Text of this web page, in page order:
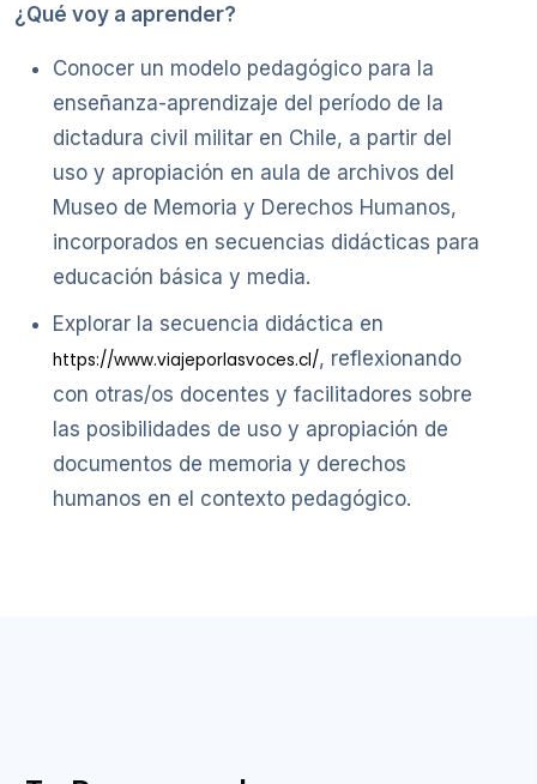
¿Qué voy a aprender?
Conocer un modelo pedagógico para la
enseñanza-aprendizaje del período de la
dictadura civil militar en Chile, a partir del
uso y apropiación en aula de archivos del
Museo de Memoria y Derechos Humanos,
incorporados en secuencias didácticas para
educación básica y media.
Explorar la secuencia didáctica en
https://www.viajeporlasvoces.cl/, reflexionando
con otras/os docentes y facilitadores sobre
las posibilidades de uso y apropiación de
documentos de memoria y derechos
humanos en el contexto pedagógico.